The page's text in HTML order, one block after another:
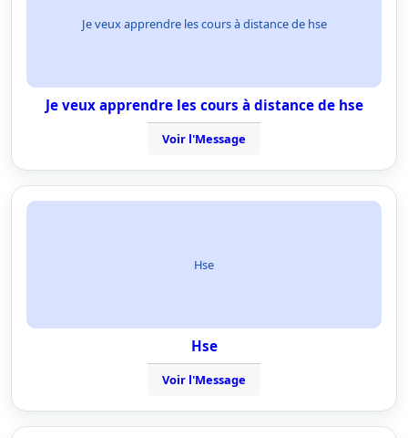
Je veux apprendre les cours à distance de hse
Je veux apprendre les cours à distance de hse
Voir l'Message
Hse
Hse
Voir l'Message